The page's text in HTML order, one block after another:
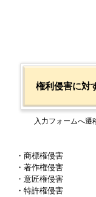
権利侵害に対
入力フォームへ遷
・商標権侵害
・著作権侵害
・意匠権侵害
・特許権侵害